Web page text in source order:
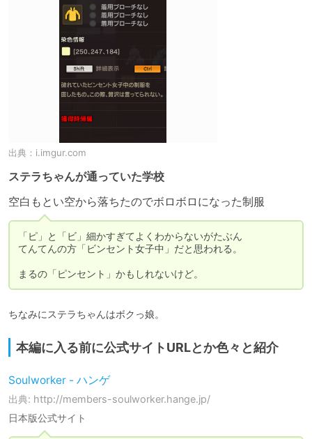
出典： i.imgur.com
ステラちゃんが通っていた学校
空白もとい空から落ちたのでボロボロになった制服
「ピ」と「ビ」細かすぎてよくわからないがたぶん
てんてんの方「ビンセント女子中」だと思われる。
まるの「ピンセント」かもしれないけど。
ちなみにステラちゃんはボクっ娘。
本編に入る前に公式サイトURLとか色々と紹介
Soulworker - ハンゲ
出典: http://members-soulworker.hange.jp/
日本版公式サイト